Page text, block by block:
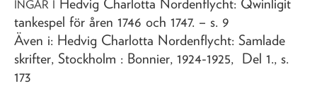
INGÅR I
tankespel för åren 1746 och 1747. – s. 9
Även i: Hedvig Charlotta Nordenflycht: Samlade
skrifter, Stockholm : Bonnier, 1924-1925, Del 1., s.
173